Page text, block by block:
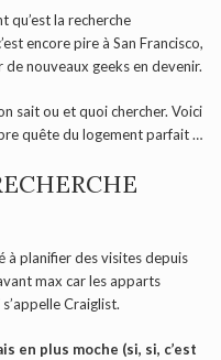
qu’est la recherche
encore pire à San Francisco,
nouveaux geeks en devenir.
sait ou et quoi chercher. Voici
quête du logement parfait …
à planifier des visites depuis
max car les apparts
Craiglist.
en plus moche (si, si, c’est